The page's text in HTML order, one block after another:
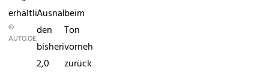
erhältlich.
©
AUTO.OE24.AT/SET
Ausnahme
den
bisherigen
2,0
beim
Ton
vornehm
zurück